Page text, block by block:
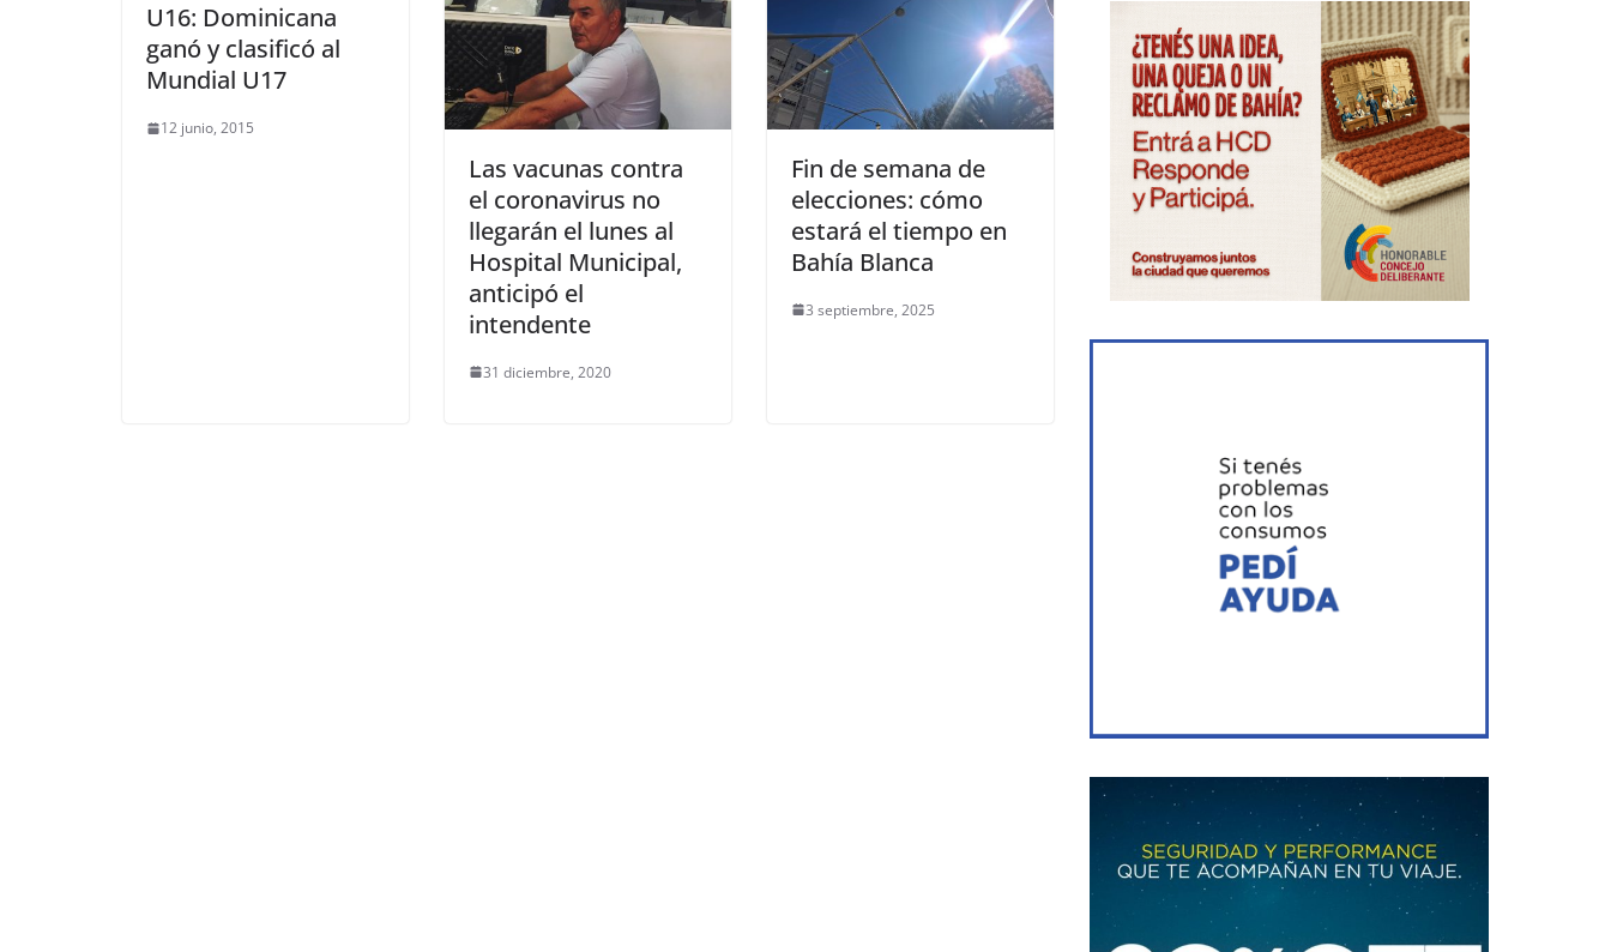
U16: Dominicana
ganó y clasificó al
Mundial U17
12 junio, 2015
Las vacunas contra
el coronavirus no
llegarán el lunes al
Hospital Municipal,
anticipó el
intendente
31 diciembre, 2020
Fin de semana de
elecciones: cómo
estará el tiempo en
Bahía Blanca
3 septiembre, 2025